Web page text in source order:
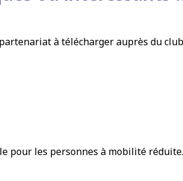
à télécharger auprès du
pour les personnes à mobilité réduite.